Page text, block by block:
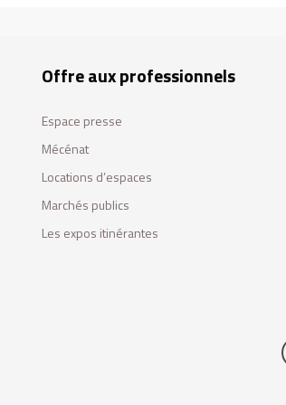
Offre aux professionnels
Espace presse
Mécénat
Locations d’espaces
Marchés publics
Les expos itinérantes